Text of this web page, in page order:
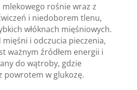
rośnie wraz z
i niedoborem tlenu,
włóknach mięśniowych.
i odczucia pieczenia,
ważnym źródłem energii i
do wątroby, gdzie
powrotem w glukozę.